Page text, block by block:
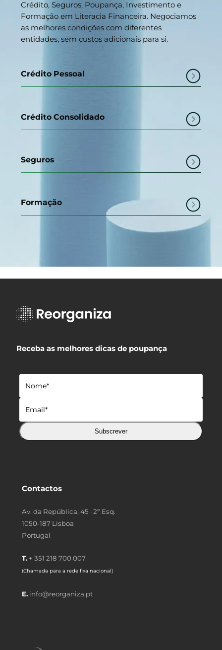
Crédito, Seguros, Poupança, Investimento e
Formação em Literacia Financeira. Negociamos
as melhores condições com diferentes
entidades, sem custos adicionais para si.
Crédito Pessoal
Crédito Consolidado
Seguros
Formação
Receba as melhores dicas de poupança
Subscrever
Contactos
Av. da República, 45 · 2º Esq.
1050-187 Lisboa
Portugal
T. + 351 218 700 007
(Chamada para a rede fixa nacional)
E. info@reorganiza.pt